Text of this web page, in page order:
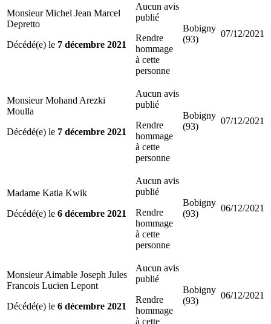
Monsieur Michel Jean Marcel
Depretto
Décédé(e) le 7 décembre 2021
Aucun avis
publié
Rendre
hommage
à cette
personne
Bobigny
(93)
07/12/2021
Monsieur Mohand Arezki
Moulla
Décédé(e) le 7 décembre 2021
Aucun avis
publié
Rendre
hommage
à cette
personne
Bobigny
(93)
07/12/2021
Madame Katia Kwik
Décédé(e) le 6 décembre 2021
Aucun avis
publié
Rendre
hommage
à cette
personne
Bobigny
(93)
06/12/2021
Monsieur Aimable Joseph Jules
Francois Lucien Lepont
Décédé(e) le 6 décembre 2021
Aucun avis
publié
Rendre
hommage
à cette
Bobigny
(93)
06/12/2021